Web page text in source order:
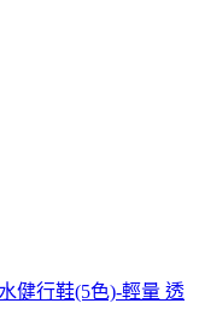
健行鞋(5色)-輕量 透